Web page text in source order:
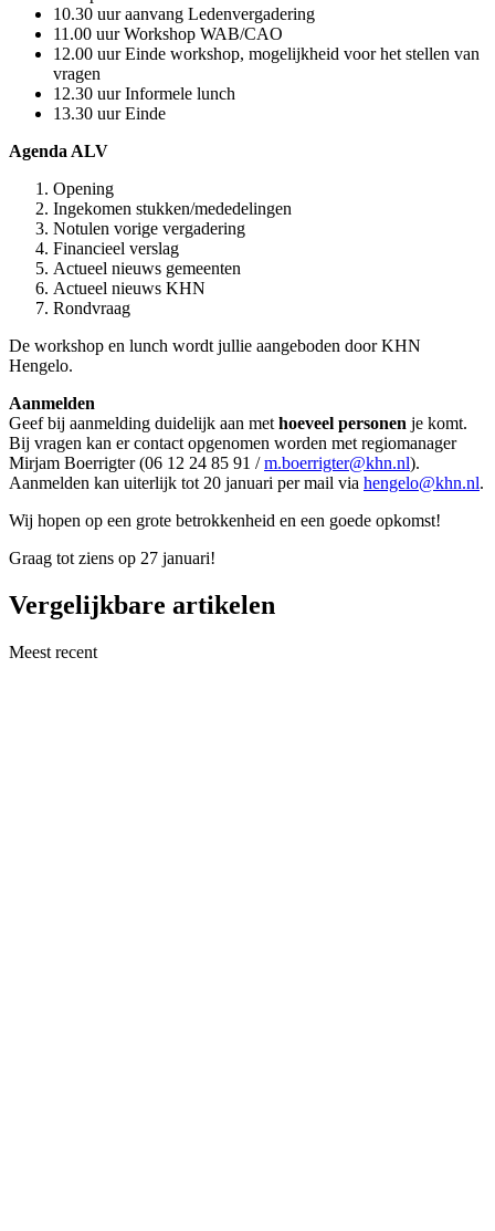
10.30 uur aanvang Ledenvergadering
11.00 uur Workshop WAB/CAO
12.00 uur Einde workshop, mogelijkheid voor het stellen van
vragen
12.30 uur Informele lunch
13.30 uur Einde
Agenda ALV
Opening
Ingekomen stukken/mededelingen
Notulen vorige vergadering
Financieel verslag
Actueel nieuws gemeenten
Actueel nieuws KHN
Rondvraag
De workshop en lunch wordt jullie aangeboden door KHN
Hengelo.
Aanmelden
Geef bij aanmelding duidelijk aan met hoeveel personen je komt.
Bij vragen kan er contact opgenomen worden met regiomanager
Mirjam Boerrigter (06 12 24 85 91 /m.boerrigter@khn.nl).
Aanmelden kan uiterlijk tot 20 januari per mail via hengelo@khn.nl.
Wij hopen op een grote betrokkenheid en een goede opkomst!
Graag tot ziens op 27 januari!
Vergelijkbare artikelen
Meest recent